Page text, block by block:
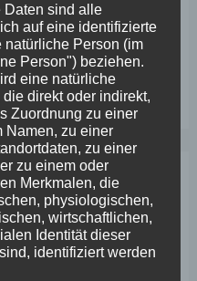
von Particura
Daten sind alle
auf eine identifizierte
Person (im
Person") beziehen.
eine natürliche
direkt oder indirekt,
Zuordnung zu einer
Namen, zu einer
zu einer
zu einem oder
Merkmalen, die
physiologischen,
wirtschaftlichen,
Identität dieser
identifiziert werden